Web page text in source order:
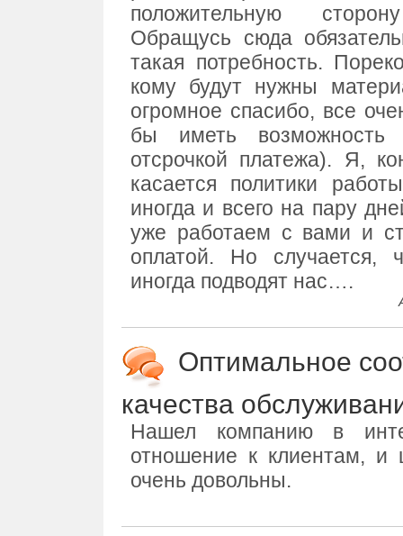
положительную
Обращусь сюда
такая потребность.
кому будут нужны
огромное спасибо, все
бы иметь
отсрочкой платежа). Я,
касается политики
иногда и всего на пару
уже работаем с вами и
оплатой. Но случается,
иногда подводят нас….
Оптимальное
качества
Нашел компанию в
отношение к клиентам, и
очень довольны.